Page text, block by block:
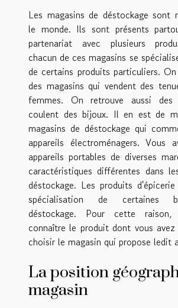
Les magasins de déstockage sont
le monde. Ils sont présents
partenariat avec plusieurs
chacun de ces magasins se
de certains produits particuliers.
des magasins qui vendent des
femmes. On retrouve aussi des
coulent des bijoux. Il en est de
magasins de déstockage qui
appareils électroménagers. Vous
appareils portables de diverses
caractéristiques différentes dans
déstockage. Les produits
spécialisation de certaines
déstockage. Pour cette
connaître le produit dont vous
choisir le magasin qui propose ledit
La position
magasin